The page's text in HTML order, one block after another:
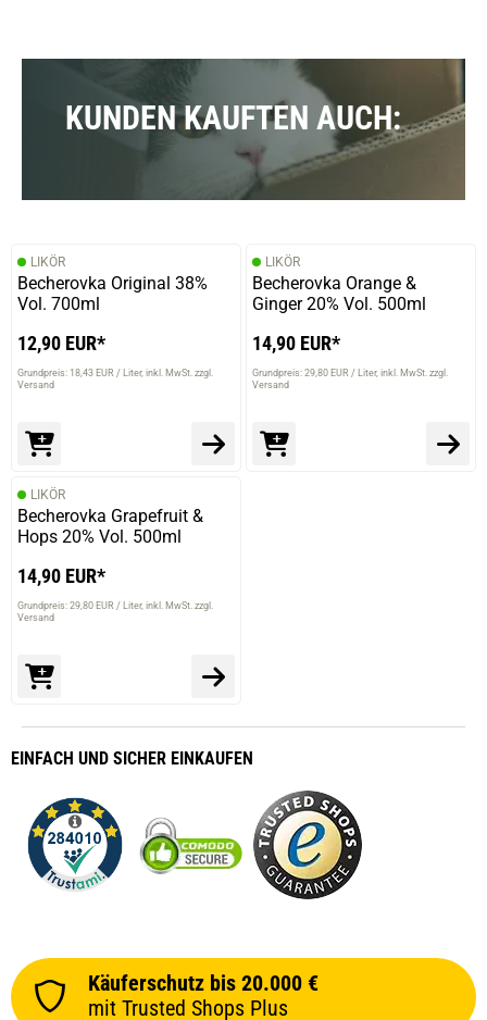
KUNDEN KAUFTEN AUCH:
LIKÖR
Becherovka Original 38%
Vol. 700ml
12,90 EUR*
Grundpreis: 18,43 EUR / Liter inkl. MwSt. zzgl.
Versand
LIKÖR
Becherovka Orange &
Ginger 20% Vol. 500ml
14,90 EUR*
Grundpreis: 29,80 EUR / Liter inkl. MwSt. zzgl.
Versand
LIKÖR
Becherovka Grapefruit &
Hops 20% Vol. 500ml
14,90 EUR*
Grundpreis: 29,80 EUR / Liter inkl. MwSt. zzgl.
Versand
EINFACH UND SICHER EINKAUFEN
Käuferschutz bis 20.000 €
mit Trusted Shops Plus